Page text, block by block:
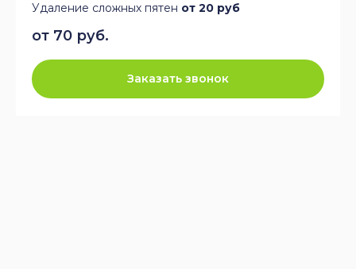
Удаление сложных пятен от 20 руб
от 70 руб.
Заказать звонок